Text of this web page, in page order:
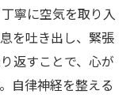
寧に空気を取り入
を吐き出し、緊張
返すことで、心が
自律神経を整える